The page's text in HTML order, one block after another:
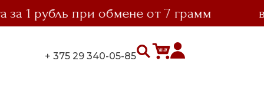
рубль при обмене от 7 грамм
+ 375 29 340-05-85